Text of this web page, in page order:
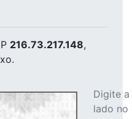
216.73.217.148,
Digite
lado no